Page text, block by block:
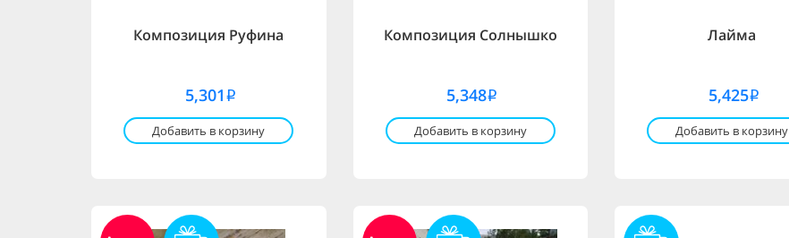
Композиция Руфина
5,301 i
Добавить в корзину
Композиция Солнышко
5,348i
Добавить в корзину
Лайма
5,425i
Добавить в корзину